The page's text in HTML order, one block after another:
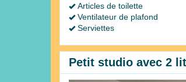
Articles de toilette
Ventilateur de plafond
Serviettes
Petit studio avec 2